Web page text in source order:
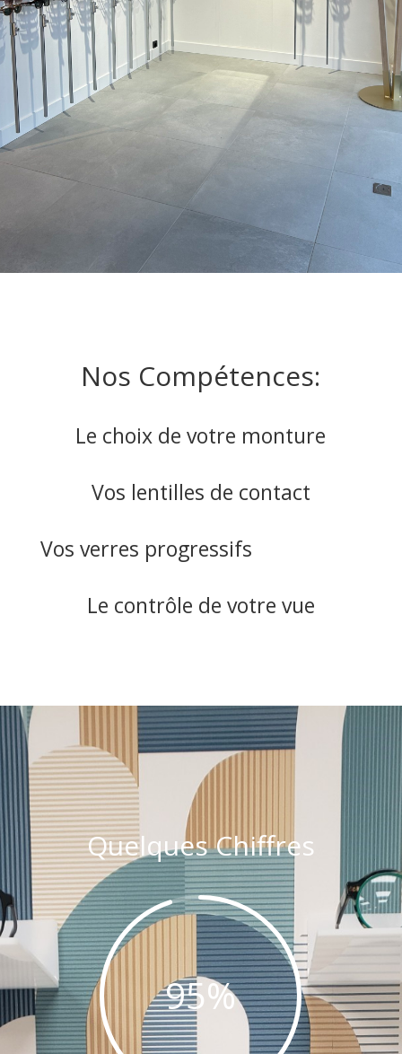
Nos Compétences:
Le choix de votre monture
Vos lentilles de contact
Vos verres progressifs
Le contrôle de votre vue
Quelques Chiffres
95%